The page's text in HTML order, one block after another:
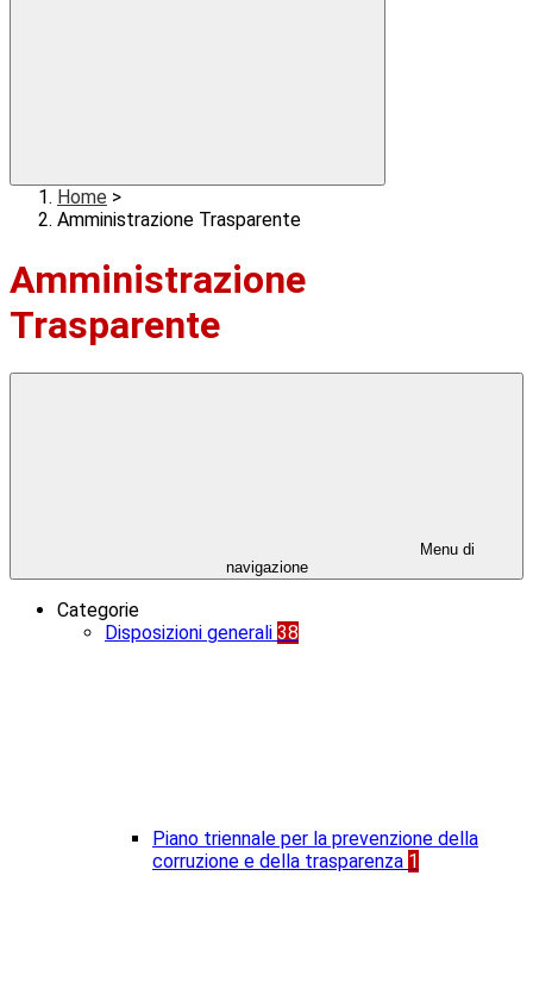
Home >
Amministrazione Trasparente
Amministrazione
Trasparente
Menu di
navigazione
Categorie
Disposizioni generali 38
Piano triennale per la prevenzione della
corruzione e della trasparenza 1